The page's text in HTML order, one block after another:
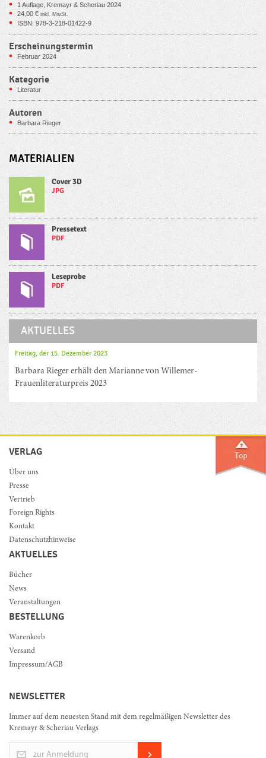
1 Auflage, Kremayr & Scheriau 2024
24,00€ inkl. MwSt.
ISBN: 978-3-218-01422-9
Erscheinungstermin
Februar 2024
Kategorie
Literatur
Autoren
Barbara Rieger
MATERIALIEN
Cover 3D
JPG
Pressetext
PDF
Leseprobe
PDF
AKTUELLES
Freitag, der 15. Dezember 2023
Barbara Rieger erhält den Marianne von Willemer-
Frauenliteraturpreis 2023
VERLAG
Über uns
Presse
Vertrieb
Foreign Rights
Kontakt
Datenschutzhinweise
AKTUELLES
Bücher
News
Veranstaltungen
BESTELLUNG
Warenkorb
Versand
Impressum/AGB
NEWSLETTER
Immer auf dem neuesten Stand mit dem regelmäßigen Newsletter des
Kremayr & Scheriau Verlags
zur Anmeldung